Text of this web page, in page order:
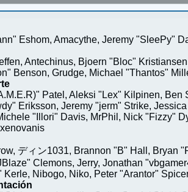
Eshom, Amacythe, Jeremy "SleePy"
Antechinus, Bjoern "Bloc"
Benson, Grudge, Michael "Thantos"
Patel, Aleksi "Lex" Kilpinen,
Eriksson, Jeremy "jerm" Strike,
"Illori" Davis, MrPhil, Nick "Fizzy"
ディン1031, Brannon "B" Hall, Bryan
Clemons, Jerry, Jonathan
Nibogo, Niko, Peter "Arantor"